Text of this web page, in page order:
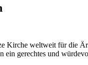
Kirche weltweit für die
ein gerechtes und